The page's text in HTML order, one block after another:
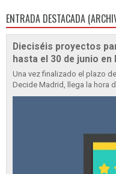
ENTRADA DESTACADA
Dieciséis proyectos
hasta el 30 de junio en
Una vez finalizado el plazo
Decide Madrid, llega la hora